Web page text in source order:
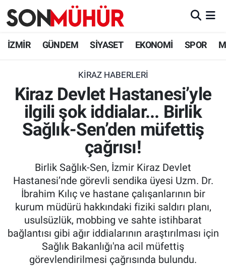
İZMİR GÜNDEM SİYASET EKONOMİ SPOR
KIRAZ HABERLERI
Kiraz Devlet Hastanesi’yle
ilgili şok iddialar... Birlik
Sağlık-Sen’den müfettiş
çağrısı!
Birlik Sağlık-Sen, İzmir Kiraz Devlet
Hastanesi’nde görevli sendika üyesi Uzm. Dr.
İbrahim Kılıç ve hastane çalışanlarının bir
kurum müdürü hakkındaki fiziki saldırı planı,
usulsüzlük, mobbing ve sahte istihbarat
bağlantısı gibi ağır iddialarının araştırılması için
Sağlık Bakanlığı'na acil müfettiş
görevlendirilmesi çağrısında bulundu.
İzmir Nöbetçi Eczaneler
İzmir Namaz Vakitleri
İzmir Trafik Yoğunluk Haritası
Süper Lig Puan Durumu ve Fikstür
Tüm Manşetler
Son Dakika Haberleri
Haber Arşivi